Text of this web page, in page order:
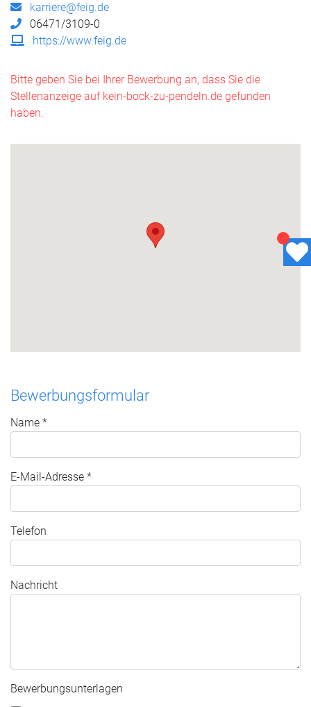
karriere@feig.de
06471/3109-0
https://www.feig.de
Bitte geben Sie bei Ihrer Bewerbung an, dass Sie die
Stellenanzeige auf kein-bock-zu-pendeln.de gefunden
haben.
Bewerbungsformular
Name *
E-Mail-Adresse *
Telefon
Nachricht
Bewerbungsunterlagen